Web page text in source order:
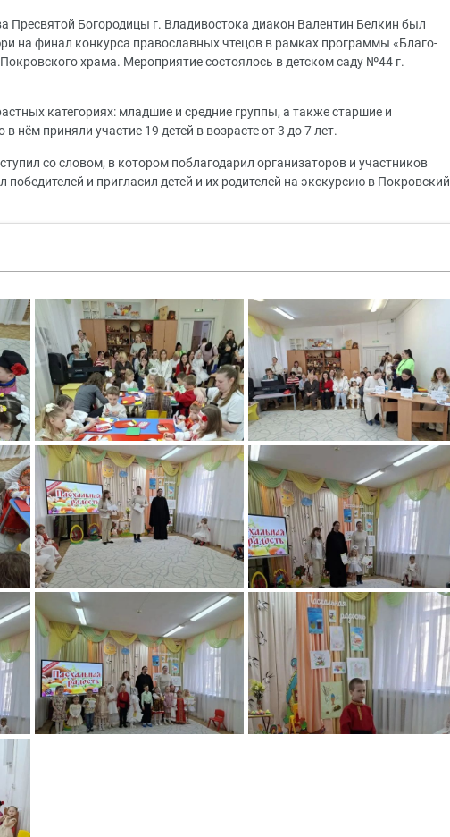
Пресвятой Богородицы г. Владивостока диакон Валентин Белкин был
на финал конкурса православных чтецов в рамках программы «Благо-
храма. Мероприятие состоялось в детском саду №44 г.
категориях: младшие и средние группы, а также старшие и
нём приняли участие 19 детей в возрасте от 3 до 7 лет.
со словом, в котором поблагодарил организаторов и участников
и пригласил детей и их родителей на экскурсию в Покровский